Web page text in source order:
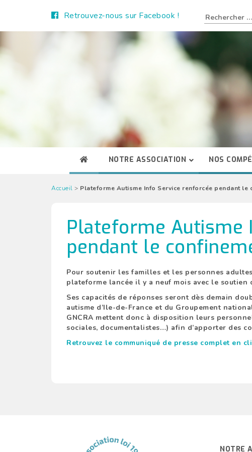
Retrouvez-nous sur Facebook !
NOTRE ASSOCIATION NOS
Accueil > Plateforme Autisme Info Service renforcée pendant le
Plateforme Autisme
pendant le
Pour soutenir les familles et les personnes
plateforme lancée il y a neuf mois avec le soutien
Ses capacités de réponses seront dès demain
autisme d’Ile-de-France et du Groupement
GNCRA mettent donc à disposition leurs
sociales, documentalistes…) afin d’apporter des
Retrouvez le communiqué de presse complet en
NOTRE